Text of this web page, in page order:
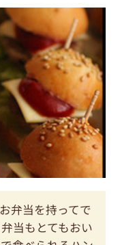
弁当を持ってで
当もとてもおい